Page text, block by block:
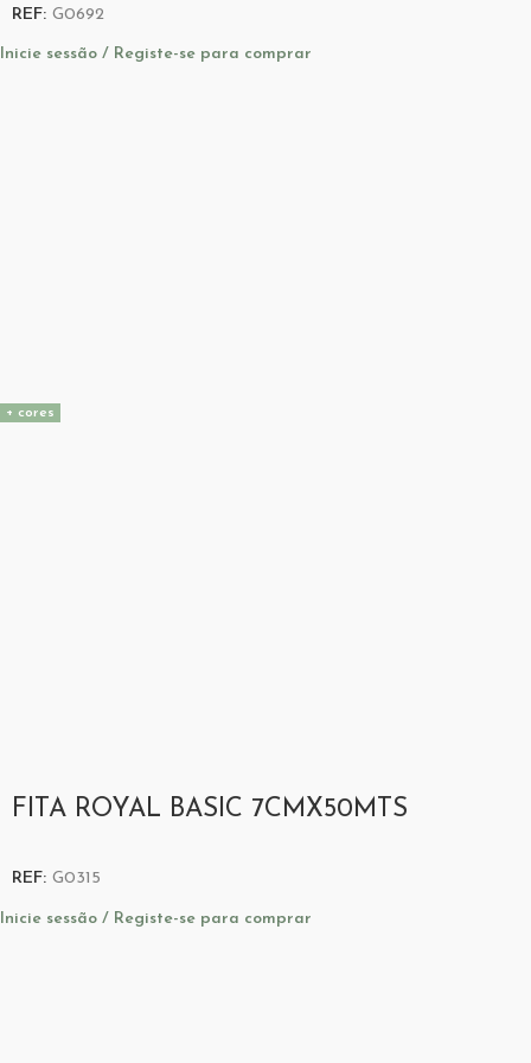
REF: G0692
Inicie sessão / Registe-se para comprar
+ cores
FITA ROYAL BASIC 7CMX50MTS
REF: G0315
Inicie sessão / Registe-se para comprar